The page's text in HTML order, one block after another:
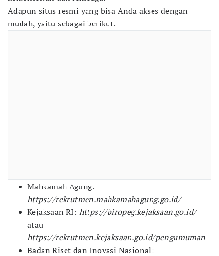
Adapun situs resmi yang bisa Anda akses dengan
mudah, yaitu sebagai berikut:
Mahkamah Agung:
https://rekrutmen.mahkamahagung.go.id/
Kejaksaan RI: https://biropeg.kejaksaan.go.id/
atau
https://rekrutmen.kejaksaan.go.id/pengumuman
Badan Riset dan Inovasi Nasional: